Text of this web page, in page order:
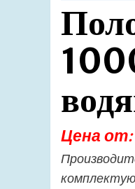
Цена от: